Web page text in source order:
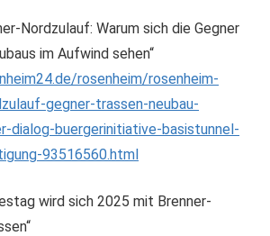
Nordzulauf: Warum sich die Gegner
im Aufwind sehen“
rosenheim/rosenheim-
gegner-trassen-neubau-
dialog-buergerinitiative-basistunnel-
93516560.html
wird sich 2025 mit Brenner-